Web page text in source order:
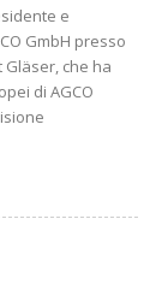
e
GmbH presso
Gläser, che ha
di AGCO